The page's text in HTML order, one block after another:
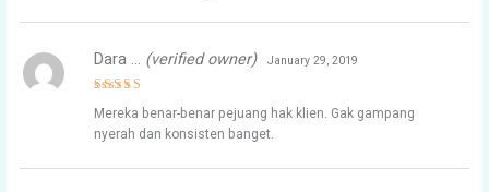
Rated
5
out of 5
Dara … (verified owner) January 29, 2019
Mereka benar-benar pejuang hak klien. Gak gampang
nyerah dan konsisten banget.